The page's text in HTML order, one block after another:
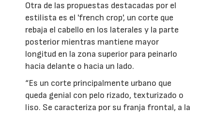
Otra de las propuestas destacadas por el
estilista es el 'french crop', un corte que
rebaja el cabello en los laterales y la parte
posterior mientras mantiene mayor
longitud en la zona superior para peinarlo
hacia delante o hacia un lado.
“Es un corte principalmente urbano que
queda genial con pelo rizado, texturizado o
liso. Se caracteriza por su franja frontal, a la